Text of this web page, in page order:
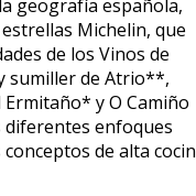
geografía española,
Michelin, que
de los Vinos de
sumiller de Atrio**,
Ermitaño* y O Camiño
enfoques
de alta